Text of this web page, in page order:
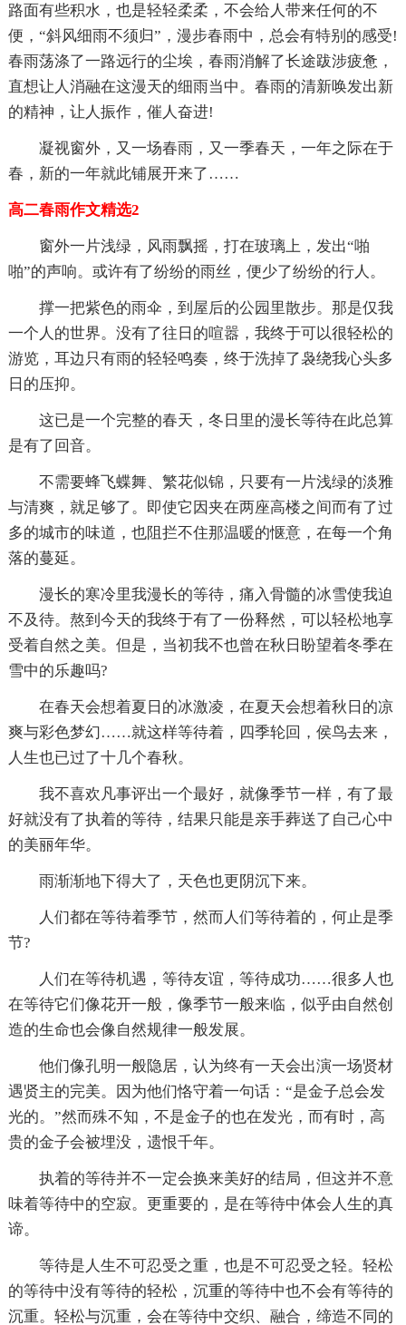
路面有些积水，也是轻轻柔柔，不会给人带来任何的不
便，“斜风细雨不须归”，漫步春雨中，总会有特别的感受!
春雨荡涤了一路远行的尘埃，春雨消解了长途跋涉疲惫，
直想让人消融在这漫天的细雨当中。春雨的清新唤发出新
的精神，让人振作，催人奋进!
凝视窗外，又一场春雨，又一季春天，一年之际在于
春，新的一年就此铺展开来了……
高二春雨作文精选2
窗外一片浅绿，风雨飘摇，打在玻璃上，发出“啪
啪”的声响。或许有了纷纷的雨丝，便少了纷纷的行人。
撑一把紫色的雨伞，到屋后的公园里散步。那是仅我
一个人的世界。没有了往日的喧嚣，我终于可以很轻松的
游览，耳边只有雨的轻轻鸣奏，终于洗掉了袅绕我心头多
日的压抑。
这已是一个完整的春天，冬日里的漫长等待在此总算
是有了回音。
不需要蜂飞蝶舞、繁花似锦，只要有一片浅绿的淡雅
与清爽，就足够了。即使它因夹在两座高楼之间而有了过
多的城市的味道，也阻拦不住那温暖的惬意，在每一个角
落的蔓延。
漫长的寒冷里我漫长的等待，痛入骨髓的冰雪使我迫
不及待。熬到今天的我终于有了一份释然，可以轻松地享
受着自然之美。但是，当初我不也曾在秋日盼望着冬季在
雪中的乐趣吗?
在春天会想着夏日的冰激凌，在夏天会想着秋日的凉
爽与彩色梦幻……就这样等待着，四季轮回，侯鸟去来，
人生也已过了十几个春秋。
我不喜欢凡事评出一个最好，就像季节一样，有了最
好就没有了执着的等待，结果只能是亲手葬送了自己心中
的美丽年华。
雨渐渐地下得大了，天色也更阴沉下来。
人们都在等待着季节，然而人们等待着的，何止是季
节?
人们在等待机遇，等待友谊，等待成功……很多人也
在等待它们像花开一般，像季节一般来临，似乎由自然创
造的生命也会像自然规律一般发展。
他们像孔明一般隐居，认为终有一天会出演一场贤材
遇贤主的完美。因为他们恪守着一句话：“是金子总会发
光的。”然而殊不知，不是金子的也在发光，而有时，高
贵的金子会被埋没，遗恨千年。
执着的等待并不一定会换来美好的结局，但这并不意
味着等待中的空寂。更重要的，是在等待中体会人生的真
谛。
等待是人生不可忍受之重，也是不可忍受之轻。轻松
的等待中没有等待的轻松，沉重的等待中也不会有等待的
沉重。轻松与沉重，会在等待中交织、融合，缔造不同的